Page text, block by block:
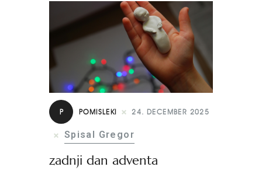
PREDSTAVE
KNJIGE
KONTAKT
P POMISLEKI 24. DECEMBER 2025
Spisal Gregor
zadnji dan adventa